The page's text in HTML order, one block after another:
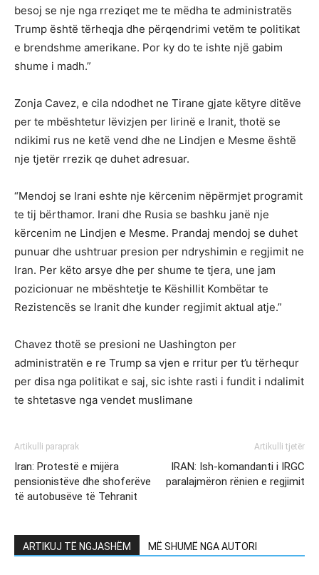
besoj se nje nga rreziqet me te mëdha te administratës
Trump është tërheqja dhe përqendrimi vetëm te politikat
e brendshme amerikane. Por ky do te ishte një gabim
shume i madh.”
Zonja Cavez, e cila ndodhet ne Tirane gjate këtyre ditëve
per te mbështetur lëvizjen per lirinë e Iranit, thotë se
ndikimi rus ne ketë vend dhe ne Lindjen e Mesme është
nje tjetër rrezik qe duhet adresuar.
“Mendoj se Irani eshte nje kërcenim nëpërmjet programit
te tij bërthamor. Irani dhe Rusia se bashku janë nje
kërcenim ne Lindjen e Mesme. Prandaj mendoj se duhet
punuar dhe ushtruar presion per ndryshimin e regjimit ne
Iran. Per këto arsye dhe per shume te tjera, une jam
pozicionuar ne mbështetje te Këshillit Kombëtar te
Rezistencës se Iranit dhe kunder regjimit aktual atje.”
Chavez thotë se presioni ne Uashington per
administratën e re Trump sa vjen e rritur per t’u tërhequr
per disa nga politikat e saj, sic ishte rasti i fundit i ndalimit
te shtetasve nga vendet muslimane
Artikulli paraprak
Iran: Protestë e mijëra
pensionistëve dhe shoferëve
të autobusëve të Tehranit
Artikulli tjetër
IRAN: Ish-komandanti i IRGC
paralajmëron rënien e regjimit
ARTIKUJ TË NGJASHËM MË SHUMË NGA AUTORI